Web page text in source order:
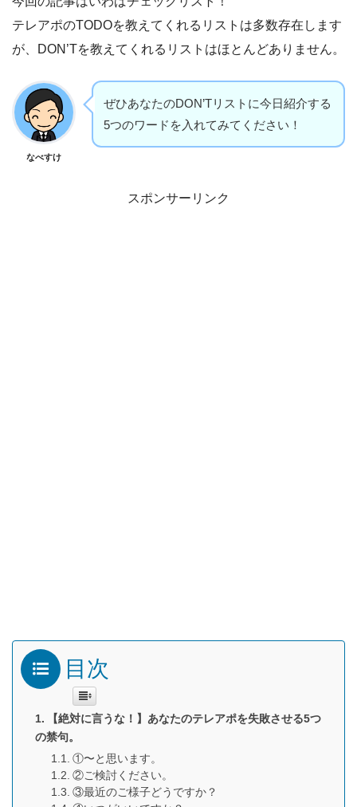
テレアポのTODOを教えてくれるリストは多数存在します
が、DON’Tを教えてくれるリストはほとんどありません。
なべすけ
ぜひあなたのDON’Tリストに今日紹介する
5つのワードを入れてみてください！
スポンサーリンク
目次
【絶対に言うな！】あなたのテレアポを失敗させる5つ
の禁句。
①〜と思います。
②ご検討ください。
③最近のご様子どうですか？